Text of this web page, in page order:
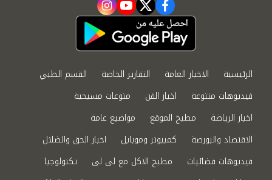
facebook
twitter
youtube
instagram
الرئيسية الاخبار العامة التقارير الخاصة
القسم الطبي
فيديوهات متنوعة
اخبار الفن
منوعات مسيحية
اخبار الرياضة
مطبخ الموقع
مواضيع عامة
الاقتصاد والبورصة
كمبيوتر وموبايل
اخبار الحق والضلال
فيديوهات فضائيات
مطبخ الاكل مع لى لى
تكنولوجيا